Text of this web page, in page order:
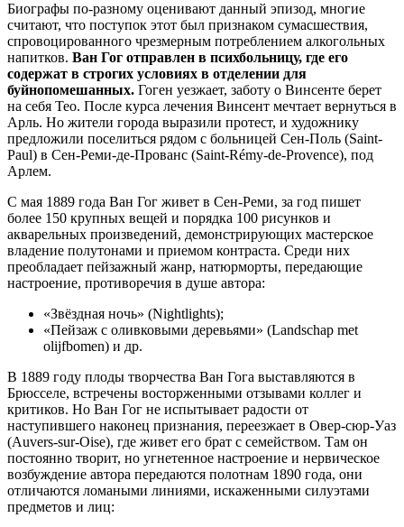
Биографы по-разному оценивают данный эпизод, многие
считают, что поступок этот был признаком сумасшествия,
спровоцированного чрезмерным потреблением алкогольных
напитков. Ван Гог отправлен в психбольницу, где его
содержат в строгих условиях в отделении для
буйнопомешанных. Гоген уезжает, заботу о Винсенте берет
на себя Тео. После курса лечения Винсент мечтает вернуться в
Арль. Но жители города выразили протест, и художнику
предложили поселиться рядом с больницей Сен-Поль (Saint-
Paul) в Сен-Реми-де-Прованс (Saint-Rémy-de-Provence), под
Арлем.
С мая 1889 года Ван Гог живет в Сен-Реми, за год пишет
более 150 крупных вещей и порядка 100 рисунков и
акварельных произведений, демонстрирующих мастерское
владение полутонами и приемом контраста. Среди них
преобладает пейзажный жанр, натюрморты, передающие
настроение, противоречия в душе автора:
«Звёздная ночь» (Nightlights);
«Пейзаж с оливковыми деревьями» (Landschap met
olijfbomen) и др.
В 1889 году плоды творчества Ван Гога выставляются в
Брюсселе, встречены восторженными отзывами коллег и
критиков. Но Ван Гог не испытывает радости от
наступившего наконец признания, переезжает в Овер-сюр-Уаз
(Auvers-sur-Oise), где живет его брат с семейством. Там он
постоянно творит, но угнетенное настроение и нервическое
возбуждение автора передаются полотнам 1890 года, они
отличаются ломаными линиями, искаженными силуэтами
предметов и лиц: